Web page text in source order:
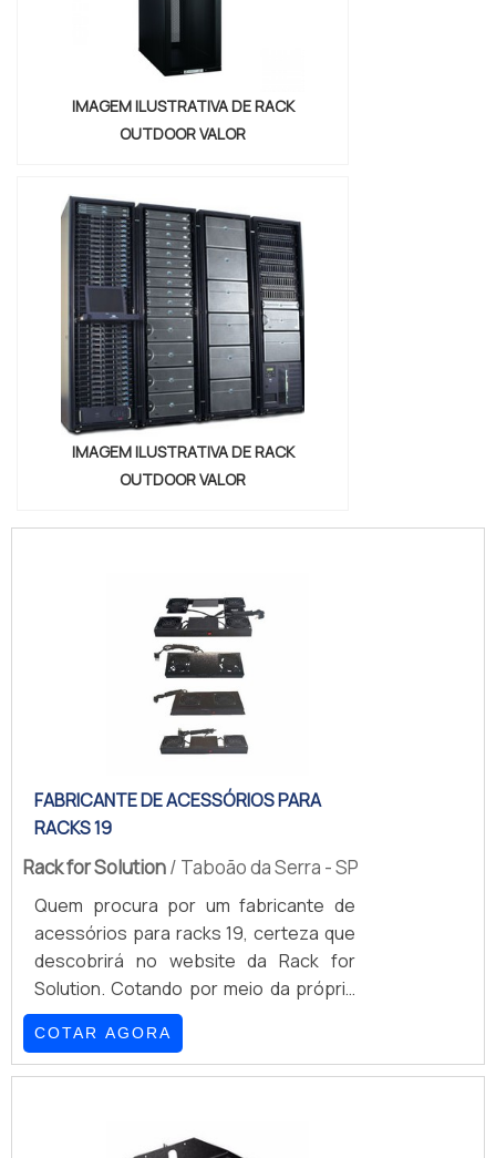
IMAGEM ILUSTRATIVA DE RACK
OUTDOOR VALOR
IMAGEM ILUSTRATIVA DE RACK
OUTDOOR VALOR
FABRICANTE DE ACESSÓRIOS PARA
RACKS 19
Rack for Solution/ Taboão da Serra - SP
Quem procura por um fabricante de
acessórios para racks 19, certeza que
descobrirá no website da Rack for
Solution. Cotando por meio da própria
empresa e conhecendo a melhor
referência em qualidade, a compra do
produto é mais segura.INFORMAÇÕES
COTAR AGORA